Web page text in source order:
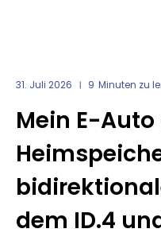
31. Juli 2026 9 Minuten zu
Mein E-
dem ID.4